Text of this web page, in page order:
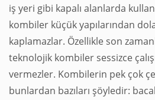
iş yeri gibi kapalı alanlarda
kombiler küçük yapılarından
kaplamazlar. Özellikle son
teknolojik kombiler sessizce
vermezler. Kombilerin pek çok
bunlardan bazıları şöyledir: